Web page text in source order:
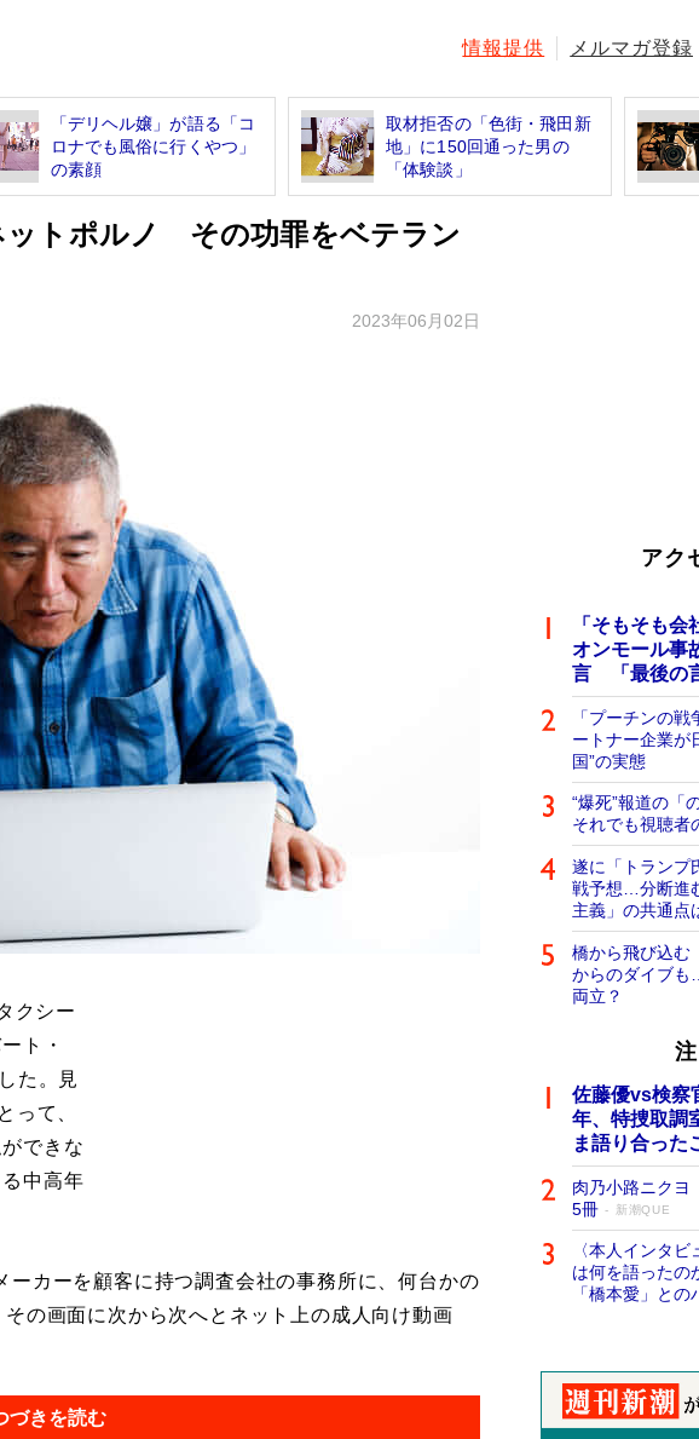
情報提供 メルマガ登録
「デリヘル嬢」が語る「コ
ロナでも風俗に行くやつ」
の素顔
取材拒否の「色街・飛田新
地」に150回通った男の
「体験談」
ットポルノ その功罪をベテラン
2023年06月02日
クシー
ト・
た。見
って、
できな
中高年
カーを顧客に持つ調査会社の事務所に、何台かの
の画面に次から次へとネット上の成人向け動画
づきを読む
アク
「そもそも
オンモール事
言 「最後の
「プーチンの
ートナー企業が
国”の実態
“爆死”報道の「
それでも視聴者
遂に「トランプ
戦予想…分断進
主義」の共通点
橋から飛び込
からのダイブも
両立？
佐藤優vs検
年、特捜取調
ま語り合った
肉乃小路ニクヨ
5冊
新潮QUE
〈本人インタ
は何を語った
「橋本愛」と